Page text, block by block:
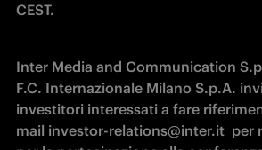
CEST.
Inter Media and Communication
F.C. Internazionale Milano S.p.A.
investitori interessati a fare
mail investor-relations@inter.it  per